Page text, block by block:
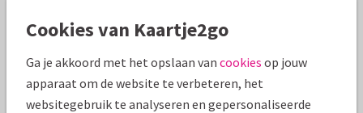
Mooie extra's bij je kaart
Cookies van Kaartje2go
Ga je akkoord met het opslaan van cookies op jouw
apparaat om de website te verbeteren, het
websitegebruik te analyseren en gepersonaliseerde